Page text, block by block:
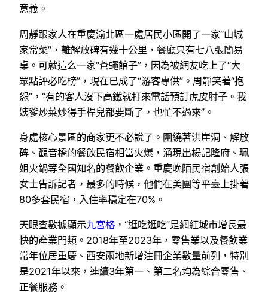
意義。
周靜跟家人在重慶渝北區一處居民小區開了一家“山城
家常菜”，離解放碑有幾十公里，餐廳只有七八張簡易
桌。可就這么一家“蒼蠅館子”，因為被網友吃上了“大
眾點評必吃榜”，現在已成了“游客專供”。周靜笑著“抱
怨”，“有的客人沒下高鐵就打來電話預訂虎皮肘子。我
姨爹炒菜炒得手桿兒都要斷了，也忙不過來”。
身處核心景區的商家更不必說了。圍繞著洪崖洞、解放
碑、觀音橋的餐飲民宿相當火爆，涌現出楊記隆府、珮
姐火鍋等全國知名的餐飲企業。重慶晚陌民宿創始人張
女士告訴記者，最多的時候，他們在美團等平臺上掛著
80多套民宿，入住率穩定在70%。
天眼查數據顯示九宮格 ，“逛吃逛吃”是網紅城市增長最
快的產業門類。2018年至2023年，零售業以及餐飲業
常年位居重慶、西安兩地新增注冊企業數量前列，特別
是2021年以來，連續3年第一、第二名均為綜合零售、
正餐服務。